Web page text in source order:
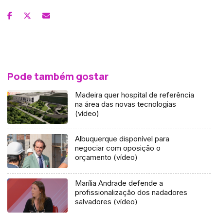
Pode também gostar
Madeira quer hospital de referência
na área das novas tecnologias
(vídeo)
Albuquerque disponível para
negociar com oposição o
orçamento (vídeo)
Marília Andrade defende a
profissionalização dos nadadores
salvadores (vídeo)